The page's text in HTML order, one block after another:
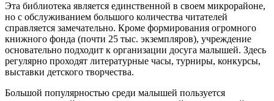
Эта библиотека является единственной в своем микрорайоне,
но с обслуживанием большого количества читателей
справляется замечательно. Кроме формирования огромного
книжного фонда (почти 25 тыс. экземпляров), учреждение
основательно подходит к организации досуга малышей. Здесь
регулярно проходят литературные часы, турниры, конкурсы,
выставки детского творчества.
Большой популярностью среди малышей пользуется